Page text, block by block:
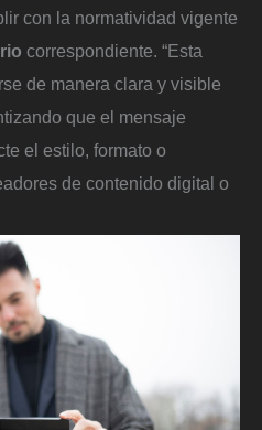
con la normatividad vigente
correspondiente. “Esta
de manera clara y visible
que el mensaje
el estilo, formato o
de contenido digital o